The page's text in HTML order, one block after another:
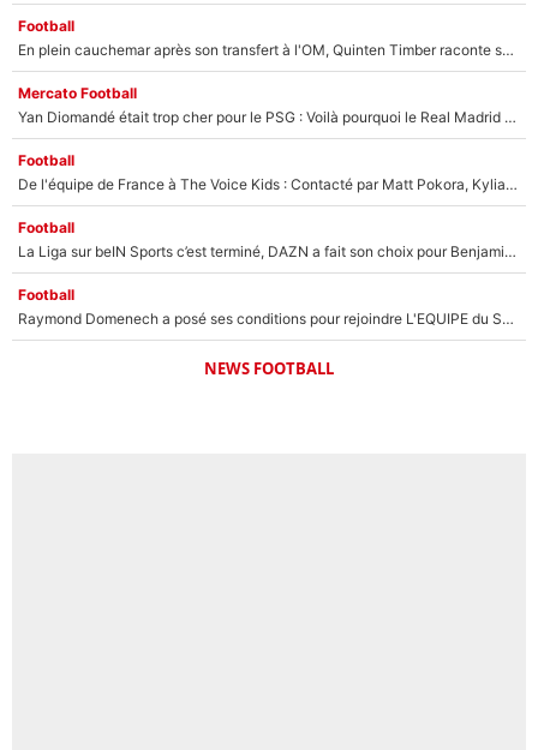
Football
En plein cauchemar après son transfert à l'OM, Quinten Timber raconte ses doutes après sa signature à Marseille
Mercato Football
Yan Diomandé était trop cher pour le PSG : Voilà pourquoi le Real Madrid a accepté de payer la somme record de 140M€ pour boucler son transfert !
Football
De l'équipe de France à The Voice Kids : Contacté par Matt Pokora, Kylian Mbappé a accepté de jouer un rôle inédit sur TF1 !
Football
La Liga sur beIN Sports c’est terminé, DAZN a fait son choix pour Benjamin Da Silva et Omar Da Fonseca !
Football
Raymond Domenech a posé ses conditions pour rejoindre L'EQUIPE du Soir : Il refuse de faire l'émission avec un autre chroniqueur !
NEWS FOOTBALL